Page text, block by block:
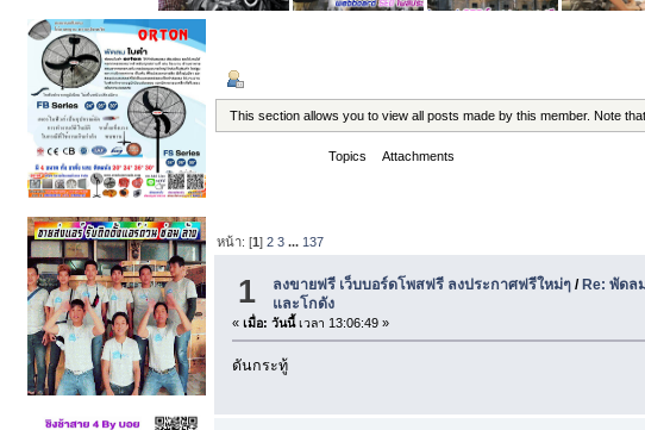
This section allows you to view all posts made by this member. Note
Topics Attachments
หน้า: [1]2 3 ... 137
1 ลงขายฟรี เว็บบอร์ดโพสฟรี ลงประกาศฟรีใหม่ๆ / Re: พัดล
และโกดัง
« เมื่อ: วันนี้เวลา 13:06:49 »
ดันกระทู้